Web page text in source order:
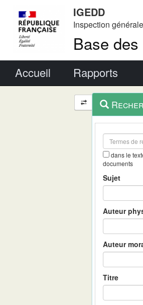
IGEDD
Inspection
Base
Accueil Rapports
Navigation
et
outils
contextuel
dans le
documents
Sujet
Auteur
Auteur
Titre